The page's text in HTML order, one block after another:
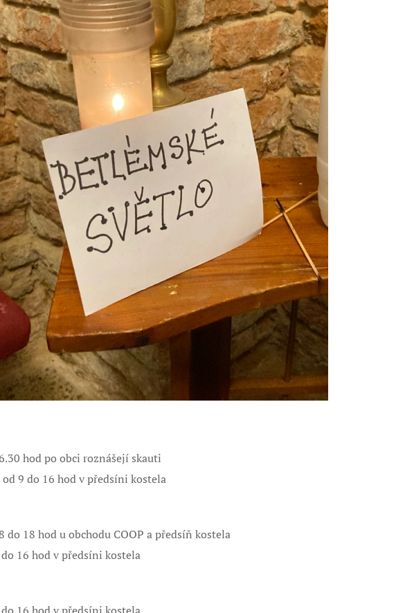
hod po obci roznášejí skauti
od 9 do 16 hod v předsíni kostela
do 18 hod u obchodu COOP a předsíň kostela
16 hod v předsíni kostela